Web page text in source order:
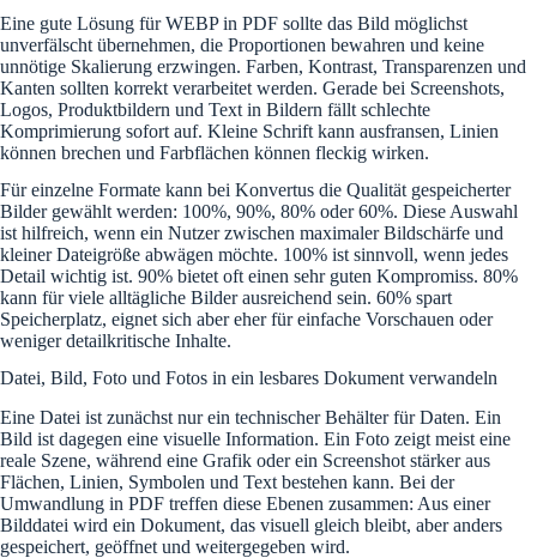
Eine gute Lösung für WEBP in PDF sollte das Bild möglichst
unverfälscht übernehmen, die Proportionen bewahren und keine
unnötige Skalierung erzwingen. Farben, Kontrast, Transparenzen und
Kanten sollten korrekt verarbeitet werden. Gerade bei Screenshots,
Logos, Produktbildern und Text in Bildern fällt schlechte
Komprimierung sofort auf. Kleine Schrift kann ausfransen, Linien
können brechen und Farbflächen können fleckig wirken.
Für einzelne Formate kann bei Konvertus die Qualität gespeicherter
Bilder gewählt werden: 100%, 90%, 80% oder 60%. Diese Auswahl
ist hilfreich, wenn ein Nutzer zwischen maximaler Bildschärfe und
kleiner Dateigröße abwägen möchte. 100% ist sinnvoll, wenn jedes
Detail wichtig ist. 90% bietet oft einen sehr guten Kompromiss. 80%
kann für viele alltägliche Bilder ausreichend sein. 60% spart
Speicherplatz, eignet sich aber eher für einfache Vorschauen oder
weniger detailkritische Inhalte.
Datei, Bild, Foto und Fotos in ein lesbares Dokument verwandeln
Eine Datei ist zunächst nur ein technischer Behälter für Daten. Ein
Bild ist dagegen eine visuelle Information. Ein Foto zeigt meist eine
reale Szene, während eine Grafik oder ein Screenshot stärker aus
Flächen, Linien, Symbolen und Text bestehen kann. Bei der
Umwandlung in PDF treffen diese Ebenen zusammen: Aus einer
Bilddatei wird ein Dokument, das visuell gleich bleibt, aber anders
gespeichert, geöffnet und weitergegeben wird.